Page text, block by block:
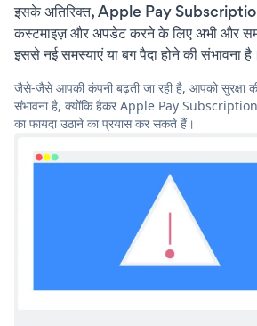
इसके अतिरिक्त, Apple Pay
कस्टमाइज़ और अपडेट करने के लिए अभी और
इससे नई समस्याएं या बग पैदा होने की संभावना है।
जैसे-जैसे आपकी कंपनी बढ़ती जा रही है, आपको सुरक्षा
संभावना है, क्योंकि हैकर Apple Pay Subscription
का फायदा उठाने का प्रयास कर सकते हैं।